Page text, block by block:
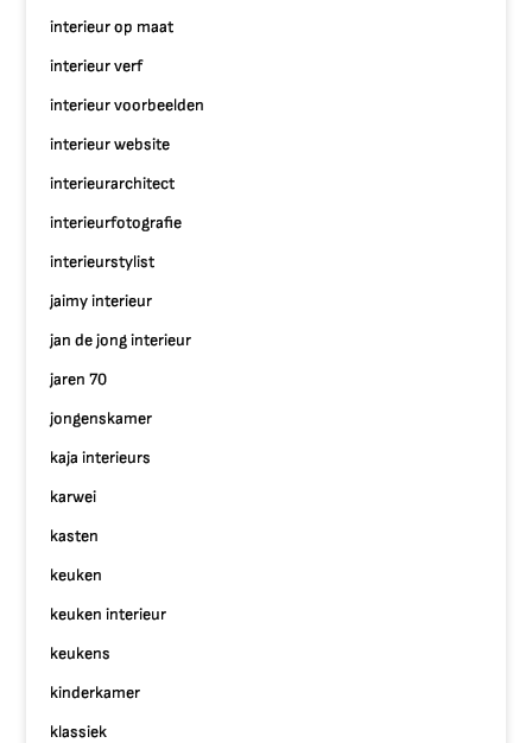
interieur op maat
interieur verf
interieur voorbeelden
interieur website
interieurarchitect
interieurfotografie
interieurstylist
jaimy interieur
jan de jong interieur
jaren 70
jongenskamer
kaja interieurs
karwei
kasten
keuken
keuken interieur
keukens
kinderkamer
klassiek